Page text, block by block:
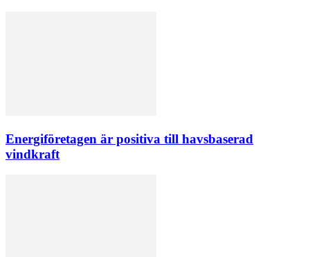
Energiföretagen är positiva till havsbaserad
vindkraft